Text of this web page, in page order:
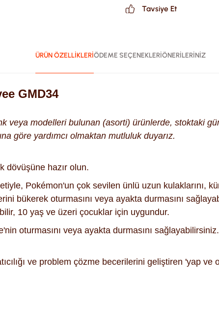
Tavsiye Et
ÜRÜN ÖZELLİKLERİÖDEME SEÇENEKLERİÖNERİLERİNİZ
GMD34
veya modelleri bulunan (asorti) ürünlerde, stoktaki
göre yardımcı olmaktan mutluluk duyarız.
dövüşüne hazır olun.
Pokémon'un çok sevilen ünlü uzun kulaklarını,
bükerek oturmasını veya ayakta durmasını
10 yaş ve üzeri çocuklar için uygundur.
oturmasını veya ayakta durmasını
ve problem çözme becerilerini geliştiren 'yap ve